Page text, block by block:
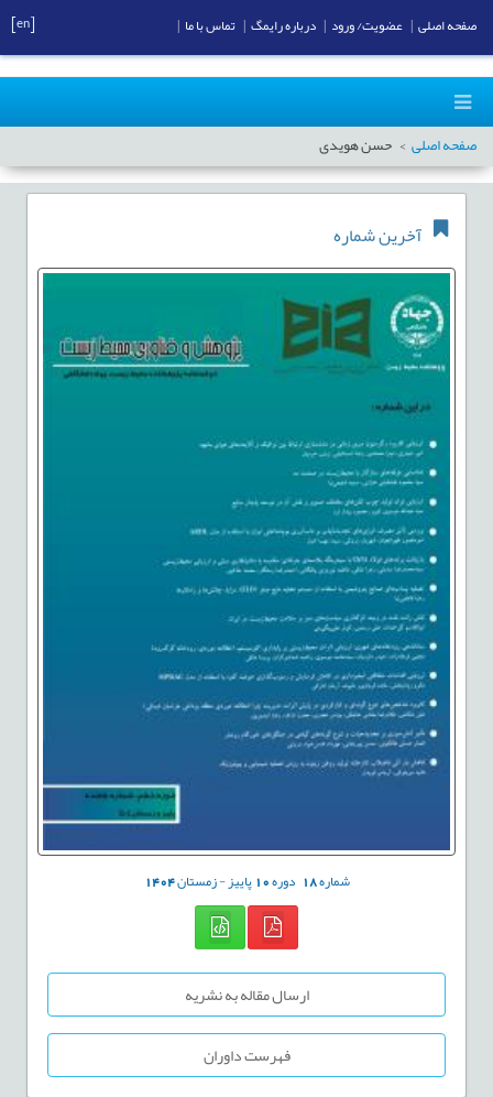
صفحه اصلی حسن هویدی
آخرین شماره
شماره18 دوره10پاییز - زمستان1404
ارسال مقاله به نشریه
فهرست داوران
صفحه اصلی عضویت/ ورود درباره رایمگ تماس با ما